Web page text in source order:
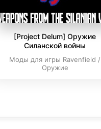
[Project Delum] Оружие
Силанской войны
Моды для игры Ravenfield /
Оружие